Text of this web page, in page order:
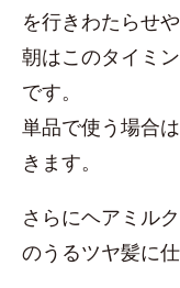
を行きわたらせ
朝はこのタイミ
です。
単品で使う場合
きます。
さらにヘアミル
のうるツヤ髪に